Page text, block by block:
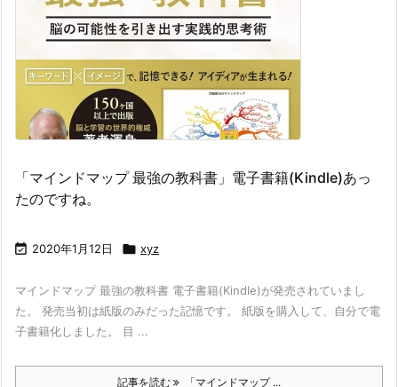
「マインドマップ 最強の教科書」電子書籍(Kindle)あっ
たのですね。
 2020年1月12日  xyz
マインドマップ 最強の教科書 電子書籍(Kindle)が発売されていまし
た。 発売当初は紙版のみだった記憶です。 紙版を購入して、自分で電
子書籍化しました。 目 ...
記事を読む 「マインドマップ ...